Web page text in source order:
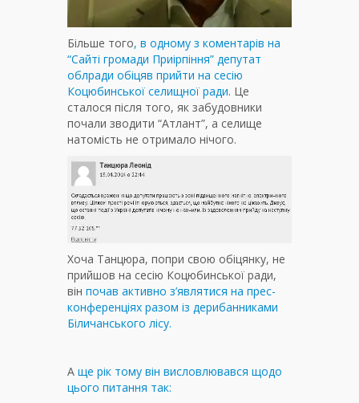
Більше того, в одному з коментарів на
“Сайті громади Приірпіння” депутат
облради обіцяв прийти на сесію
Коцюбинської селищної ради. Це
сталося після того, як забудовники
почали зводити “Атлант”, а селище
натомість не отримало нічого.
Хоча Танцюра, попри свою обіцянку, не
прийшов на сесію Коцюбинської ради,
він почав активно з’являтися на прес-
конференціях разом із дерибанниками
Біличанського лісу.
А ще рік тому він висловлювався щодо
цього питання так: